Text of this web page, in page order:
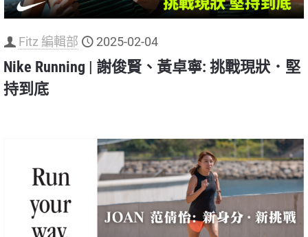
Fitz 編輯部 2025-02-04
Nike Running | 謝俊賢、黃卓寧: 挑戰現狀．堅
持到底